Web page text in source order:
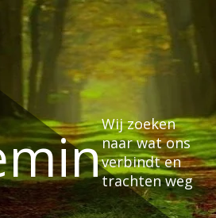
Wij zoeken
naar wat ons
verbindt en
trachten weg